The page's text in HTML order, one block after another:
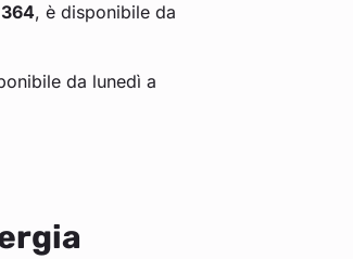
, è disponibile da
da lunedì a